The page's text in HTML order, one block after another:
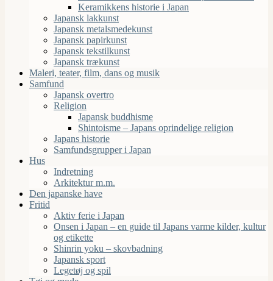
Keramikkens historie i Japan
Japansk lakkunst
Japansk metalsmedekunst
Japansk papirkunst
Japansk tekstilkunst
Japansk trækunst
Maleri, teater, film, dans og musik
Samfund
Japansk overtro
Religion
Japansk buddhisme
Shintoisme – Japans oprindelige religion
Japans historie
Samfundsgrupper i Japan
Hus
Indretning
Arkitektur m.m.
Den japanske have
Fritid
Aktiv ferie i Japan
Onsen i Japan – en guide til Japans varme kilder, kultur
og etikette
Shinrin yoku – skovbadning
Japansk sport
Legetøj og spil